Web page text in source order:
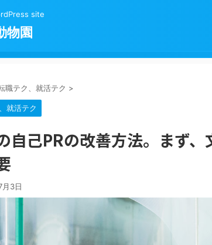
site
物園
職テク、就活テク >
就活テク
自己PRの改善方法。まず
月3日